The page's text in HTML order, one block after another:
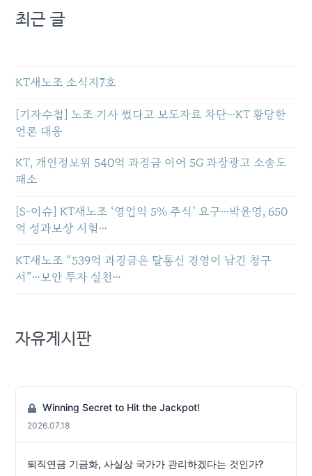
최근 글
KT새노조 소식지7호
[기자수첩] 노조 기사 썼다고 보도자료 차단…KT 황당한
언론 대응
KT, 개인정보위 540억 과징금 이어 5G 과장광고 소송도
패소
[S-이슈] KT새노조 ‘영업익 5% 주식’ 요구…박윤영, 650
억 성과보상 시험…
KT새노조 “539억 과징금은 탈통신 경영이 남긴 청구
서”…보안 투자 실천…
자유게시판
Winning Secret to Hit the Jackpot!
2026.07.18
퇴직연금 기금화, 사실상 국가가 관리하겠다는 것인가?